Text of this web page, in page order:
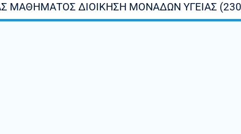
ΜΑΘΗΜΑΤΟΣ ΔΙΟΙΚΗΣΗ ΜΟΝΑΔΩΝ ΥΓΕΙΑΣ